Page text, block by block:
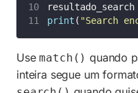
resultado_search
print ( "Search
Usematch() quando
inteira segue um